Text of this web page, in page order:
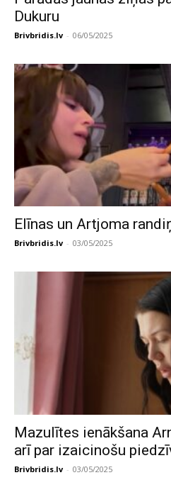
Dukuru
Brivbridis.lv - 06/05/2025
Elīnas un Artjoma
Brivbridis.lv - 03/05/2025
Mazulītes ienākšana
arī par izaicinošu
Brivbridis.lv - 03/05/2025